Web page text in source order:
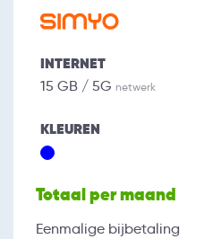
INTERNET
15 GB / 5G netwerk
KLEUREN
Totaal per maand
Eenmalige bijbetaling